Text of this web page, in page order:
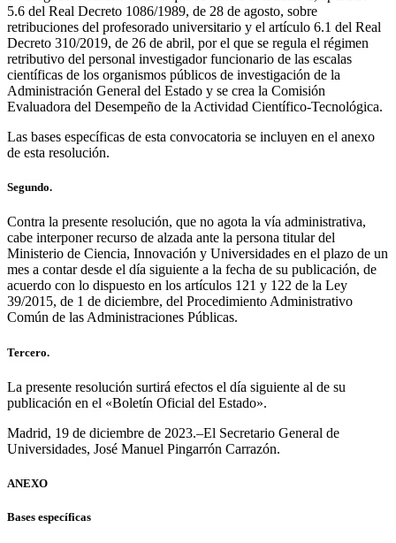
5.6 del Real Decreto 1086/1989, de 28 de agosto, sobre
retribuciones del profesorado universitario y el artículo 6.1 del Real
Decreto 310/2019, de 26 de abril, por el que se regula el régimen
retributivo del personal investigador funcionario de las escalas
científicas de los organismos públicos de investigación de la
Administración General del Estado y se crea la Comisión
Evaluadora del Desempeño de la Actividad Científico-Tecnológica.
Las bases específicas de esta convocatoria se incluyen en el anexo
de esta resolución.
Segundo.
Contra la presente resolución, que no agota la vía administrativa,
cabe interponer recurso de alzada ante la persona titular del
Ministerio de Ciencia, Innovación y Universidades en el plazo de un
mes a contar desde el día siguiente a la fecha de su publicación, de
acuerdo con lo dispuesto en los artículos 121 y 122 de la Ley
39/2015, de 1 de diciembre, del Procedimiento Administrativo
Común de las Administraciones Públicas.
Tercero.
La presente resolución surtirá efectos el día siguiente al de su
publicación en el «Boletín Oficial del Estado».
Madrid, 19 de diciembre de 2023.–El Secretario General de
Universidades, José Manuel Pingarrón Carrazón.
ANEXO
Bases específicas